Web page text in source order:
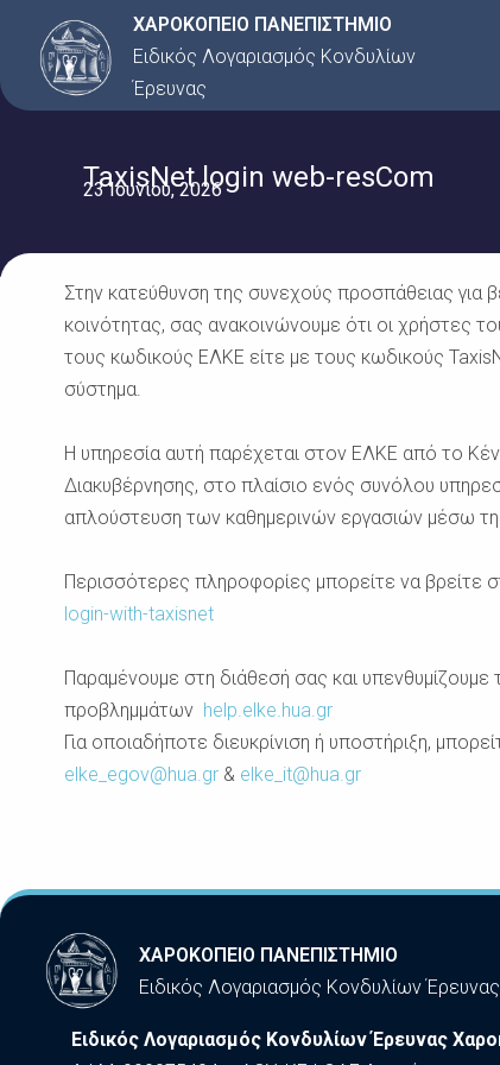
Μετάβαση
περιεχόμενο
ΧΑΡΟΚΟΠΕΙΟ ΠΑΝΕΠΙΣΤΗΜΙΟ
Ειδικός Λογαριασμός Κονδυλίων
Έρευνας
TaxisNet login web-resCom
23 Ιουνίου, 2026
Στην κατεύθυνση της συνεχούς προσπάθειας για
κοινότητας, σας ανακοινώνουμε ότι οι χρήστες
τους κωδικούς ΕΛΚΕ είτε με τους κωδικούς
σύστημα.
Η υπηρεσία αυτή παρέχεται στον ΕΛΚΕ από το
Διακυβέρνησης, στο πλαίσιο ενός συνόλου
απλούστευση των καθημερινών εργασιών μέσω
Περισσότερες πληροφορίες μπορείτε να βρείτε
login-with-taxisnet
Παραμένουμε στη διάθεσή σας και
προβλημμάτων help.elke.hua.gr
Για οποιαδήποτε διευκρίνιση ή υποστήριξη,
elke_egov@hua.gr& elke_it@hua.gr
ΧΑΡΟΚΟΠΕΙΟ ΠΑΝΕΠΙΣΤΗΜΙΟ
Ειδικός Λογαριασμός Κονδυλίων Έρευνας
Ειδικός Λογαριασμός Κονδυλίων Έρευνας